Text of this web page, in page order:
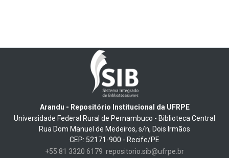
Arandu - Repositório Institucional da UFRPE
Universidade Federal Rural de Pernambuco - Biblioteca Central
Rua Dom Manuel de Medeiros, s/n, Dois Irmãos
CEP: 52171-900 - Recife/PE
+55 81 3320 6179 repositorio.sib@ufrpe.br